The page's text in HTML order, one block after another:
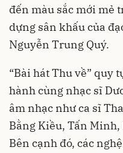
đến màu sắc mới mẻ
dựng sân khấu của
Nguyễn Trung Quý.
“Bài hát Thu về” quy
hành cùng nhạc sĩ
âm nhạc như ca sĩ
Bằng Kiều, Tấn
Bên cạnh đó, các